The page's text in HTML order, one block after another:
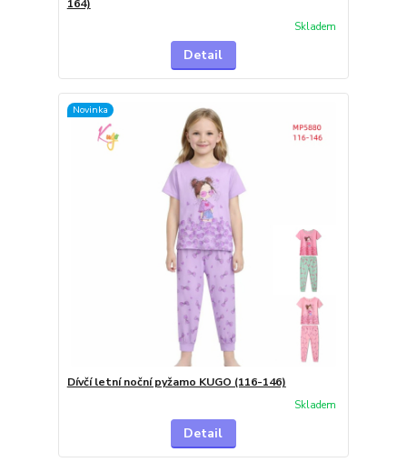
164)
Skladem
Detail
Novinka
Dívčí letní noční pyžamo KUGO (116-146)
Skladem
Detail